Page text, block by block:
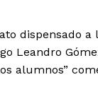
dispensado
Leandro
alumnos”